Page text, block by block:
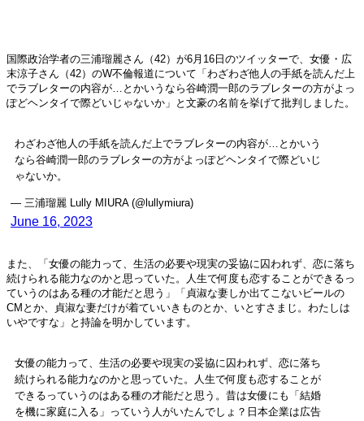
国際政治学者の三浦瑠麗さん（42）が6月16日のツイッターで、女優・広
末涼子さん（42）のW不倫報道について「わざわざ他人の手紙を読んだ上
でラブレターの内容が…とかいうなら谷崎潤一郎のラブレターの方がよっ
ぽどヘンタイで際どいじゃないか」と文豪の名前を挙げて批判しました。
わざわざ他人の手紙を読んだ上でラブレターの内容が…とかいう
なら谷崎潤一郎のラブレターの方がよっぽどヘンタイで際どいじ
ゃないか。
— 三浦瑠麗 Lully MIURA (@lullymiura)
June 16, 2023
また、「女優の能力って、生活の必要や現実の妥協に囚われず、恋に落ち
続けられる能力なのかと思っていた。人生で何度も恋することができるっ
ていうのはある種の才能だと思う」「貞淑な妻しか出てこないビールの
CMとか、貞淑な妻だけが着ていいきものとか、いとすさまじ。わたしは
いやですな」と持論を明かしています。
女優の能力って、生活の必要や現実の妥協に囚われず、恋に落ち
続けられる能力なのかと思っていた。人生で何度も恋することが
できるっていうのはある種の才能だと思う。昔は女優にも「結婚
を機に家庭に入る」っていう人がいたんでしょ？日本企業は広告